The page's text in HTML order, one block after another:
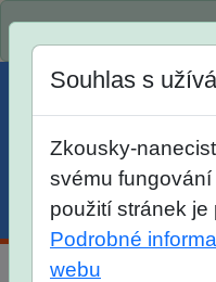
Menu
Souhlas s
Zkousky-
svému
použití stránek je
Podrobné
webu